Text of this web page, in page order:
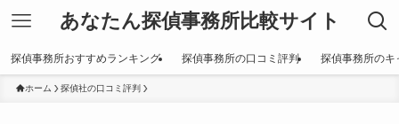
あなたん探偵事務所比較サイト
探偵事務所おすすめランキング 探偵事務所の口コミ評判 探偵事務所のキ
ホーム 探偵社の口コミ評判